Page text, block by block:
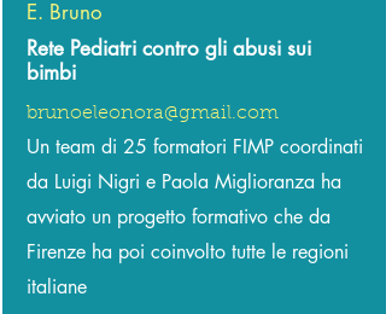
E. Bruno
Rete Pediatri contro gli abusi sui
bimbi
brunoeleonora@gmail.com
Un team di 25 formatori FIMP coordinati
da Luigi Nigri e Paola Miglioranza ha
avviato un progetto formativo che da
Firenze ha poi coinvolto tutte le regioni
italiane